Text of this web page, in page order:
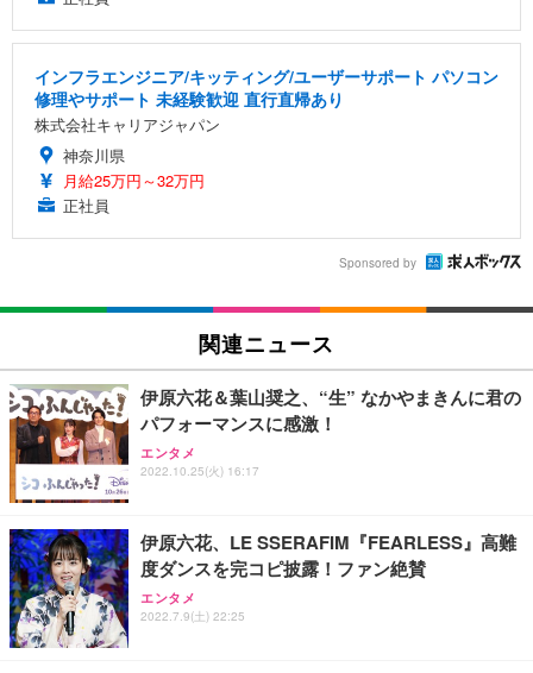
インフラエンジニア/キッティング/ユーザーサポート パソコン
修理やサポート 未経験歓迎 直行直帰あり
株式会社キャリアジャパン
神奈川県
月給25万円～32万円
正社員
Sponsored by
関連ニュース
伊原六花＆葉山奨之、“生” なかやまきんに君の
パフォーマンスに感激！
エンタメ
2022.10.25(火) 16:17
伊原六花、LE SSERAFIM『FEARLESS』高難
度ダンスを完コピ披露！ファン絶賛
エンタメ
2022.7.9(土) 22:25